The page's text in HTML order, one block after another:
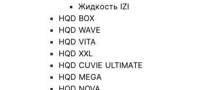
Жидкость IZI
HQD BOX
HQD WAVE
HQD VITA
HQD XXL
HQD CUVIE ULTIMATE
HQD MEGA